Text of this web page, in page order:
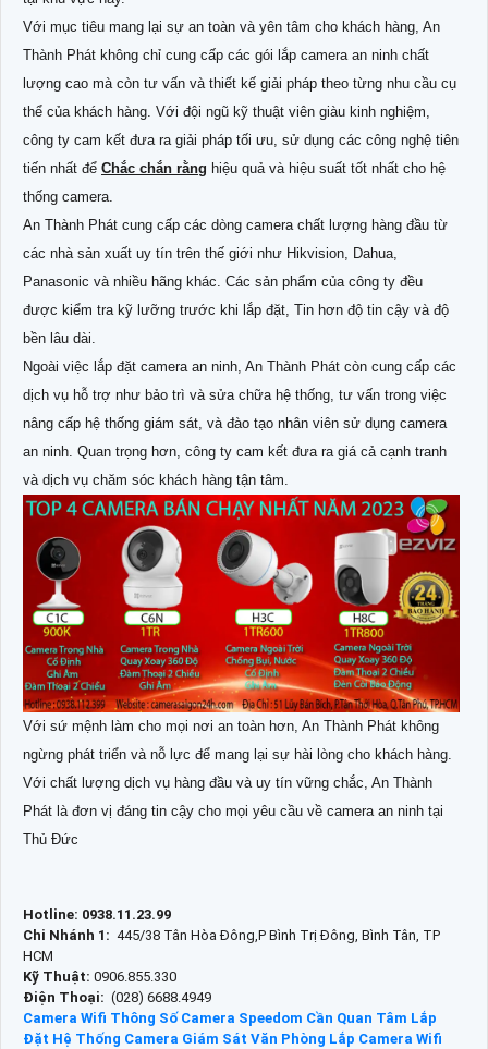
Với mục tiêu mang lại sự an toàn và yên tâm cho khách hàng, An
Thành Phát không chỉ cung cấp các gói lắp camera an ninh chất
lượng cao mà còn tư vấn và thiết kế giải pháp theo từng nhu cầu cụ
thể của khách hàng. Với đội ngũ kỹ thuật viên giàu kinh nghiệm,
công ty cam kết đưa ra giải pháp tối ưu, sử dụng các công nghệ tiên
tiến nhất để Chắc chắn rằng hiệu quả và hiệu suất tốt nhất cho hệ
thống camera.
An Thành Phát cung cấp các dòng camera chất lượng hàng đầu từ
các nhà sản xuất uy tín trên thế giới như Hikvision, Dahua,
Panasonic và nhiều hãng khác. Các sản phẩm của công ty đều
được kiểm tra kỹ lưỡng trước khi lắp đặt, Tin hơn độ tin cậy và độ
bền lâu dài.
Ngoài việc lắp đặt camera an ninh, An Thành Phát còn cung cấp các
dịch vụ hỗ trợ như bảo trì và sửa chữa hệ thống, tư vấn trong việc
nâng cấp hệ thống giám sát, và đào tạo nhân viên sử dụng camera
an ninh. Quan trọng hơn, công ty cam kết đưa ra giá cả cạnh tranh
và dịch vụ chăm sóc khách hàng tận tâm.
Với sứ mệnh làm cho mọi nơi an toàn hơn, An Thành Phát không
ngừng phát triển và nỗ lực để mang lại sự hài lòng cho khách hàng.
Với chất lượng dịch vụ hàng đầu và uy tín vững chắc, An Thành
Phát là đơn vị đáng tin cậy cho mọi yêu cầu về camera an ninh tại
Thủ Đức
Hotline: 0938.11.23.99
Chi Nhánh 1: 445/38 Tân Hòa Đông,P Bình Trị Đông, Bình Tân, TP
HCM
Kỹ Thuật: 0906.855.330
Điện Thoại: (028) 6688.4949
Camera Wifi Thông Số Camera Speedom Cần Quan Tâm Lắp
Đặt Hệ Thống Camera Giám Sát Văn Phòng Lắp Camera Wifi